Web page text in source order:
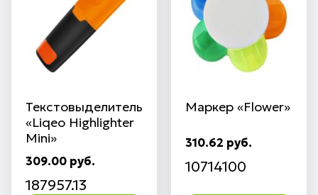
Текстовыделитель
«Liqeo Highlighter
Mini»
309.00 руб.
187957.13
Маркер «Flower»
310.62 руб.
10714100